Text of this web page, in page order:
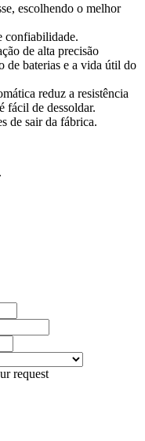
escolhendo o melhor
confiabilidade.
de alta precisão
de baterias e a vida útil do
reduz a resistência
fácil de dessoldar.
de sair da fábrica.
request